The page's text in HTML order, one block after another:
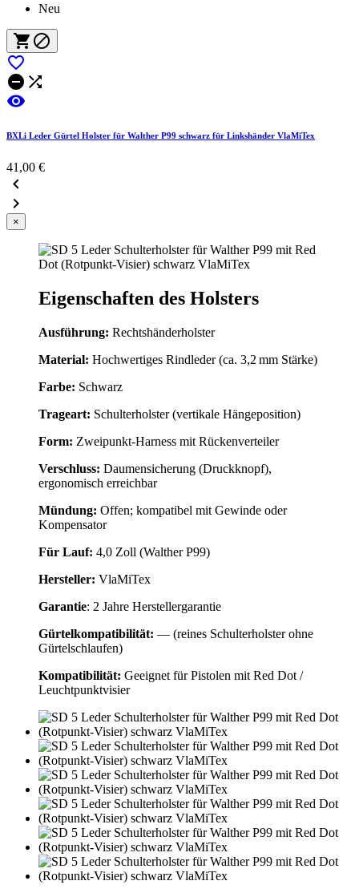
Neu
 

 

BXLi Leder Gürtel Holster für Walther P99 schwarz für Linkshänder VlaMiTex
41,00 €


×
Eigenschaften des Holsters
Ausführung: Rechtshänderholster
Material: Hochwertiges Rindleder (ca. 3,2 mm Stärke)
Farbe: Schwarz
Trageart: Schulterholster (vertikale Hängeposition)
Form: Zweipunkt‑Harness mit Rückenverteiler
Verschluss: Daumensicherung (Druckknopf),
ergonomisch erreichbar
Mündung: Offen; kompatibel mit Gewinde oder
Kompensator
Für Lauf: 4,0 Zoll (Walther P99)
Hersteller: VlaMiTex
Garantie: 2 Jahre Herstellergarantie
Gürtelkompatibilität: — (reines Schulterholster ohne
Gürtelschlaufen)
Kompatibilität: Geeignet für Pistolen mit Red Dot /
Leuchtpunktvisier